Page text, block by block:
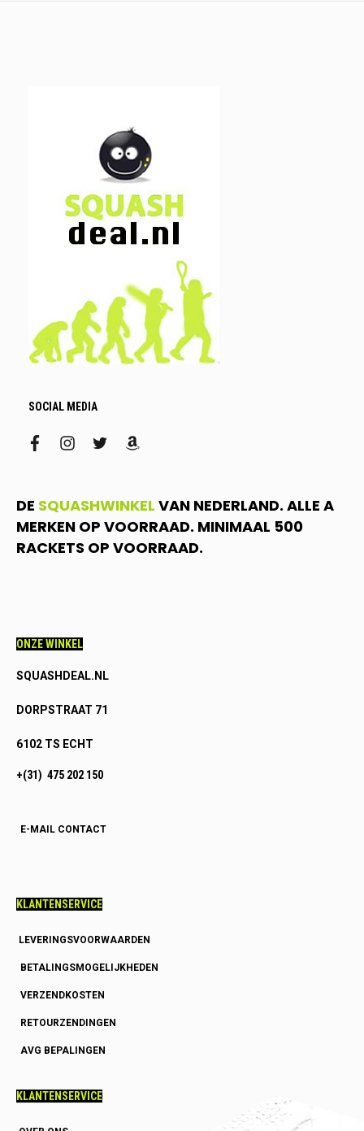
SOCIAL MEDIA
facebookinstagram
twitteramazon
DE SQUASHWINKEL VAN NEDERLAND. ALLE A
MERKEN OP VOORRAAD. MINIMAAL 500
RACKETS OP VOORRAAD.
ONZE WINKEL
SQUASHDEAL.NL
DORPSTRAAT 71
6102 TS ECHT
+(31) 475 202 150
E-MAIL CONTACT
KLANTENSERVICE
LEVERINGSVOORWAARDEN
BETALINGSMOGELIJKHEDEN
VERZENDKOSTEN
RETOURZENDINGEN
AVG BEPALINGEN
KLANTENSERVICE